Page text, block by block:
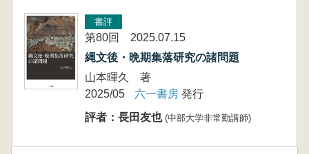
書評
第80回 2025.07.15
縄文後・晩期集落研究の諸問題
山本暉久 著
2025/05
六一書房 発行
評者：長田友也 (中部大学非常勤講師)